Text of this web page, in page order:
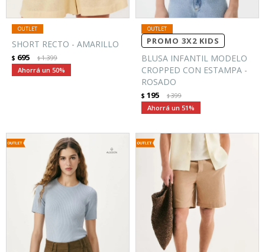
SHORT RECTO - AMARILLO
$ 695 $1.399
50
PROMO 3X2 KIDS
BLUSA INFANTIL MODELO
CROPPED CON ESTAMPA -
ROSADO
$ 195 $399
51